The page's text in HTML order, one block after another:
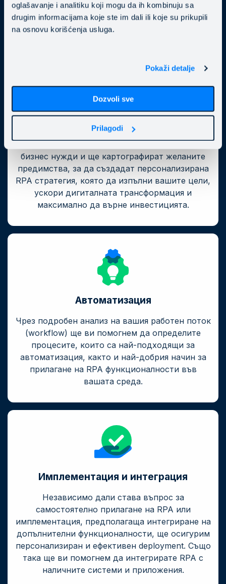
oglašavanje i analitiku koji mogu da ih kombinuju sa
drugim informacijama koje ste im dali ili koje su prikupili
na osnovu korišćenja usluga.
Pokaži detalje
Dozvoli sve
Prilagodi
Нашите
RPA стратегия
бизнес нужди и ще картографират желаните
предимства, за да създадат персонализирана
RPA стратегия, която да изпълни вашите цели,
ускори дигиталната трансформация и
максимално да върне инвестицията.
Автоматизация
Чрез подробен анализ на вашия работен поток
(workflow) ще ви помогнем да определите
процесите, които са най-подходящи за
автоматизация, както и най-добрия начин за
прилагане на RPA функционалности във
вашата среда.
Имплементация и интеграция
Независимо дали става въпрос за
самостоятелно прилагане на RPA или
имплементация, предполагаща интегриране на
допълнителни функционалности, ще осигурим
персонализиран и ефективен deployment. Също
така ще ви помогнем да интегрирате RPA с
наличните системи и приложения.